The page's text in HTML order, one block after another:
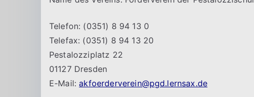
Telefon: (0351) 8 94 13 0
Telefax: (0351) 8 94 13 20
Pestalozziplatz 22
01127 Dresden
E-Mail:akfoerderverein@pgd.lernsax.de